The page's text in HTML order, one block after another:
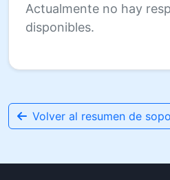
Actualmente no hay
disponibles.
Volver al resumen de